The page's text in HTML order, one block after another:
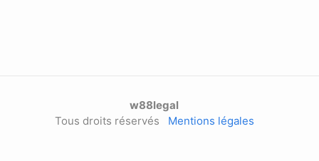
w88legal
Tous droits réservés Mentions légales